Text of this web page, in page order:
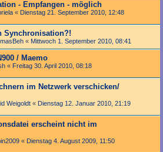
- Empfangen - möglich
« Dienstag 21. September 2010, 12:48
Synchronisation?!
« Mittwoch 1. September 2010, 08:41
/ Maemo
« Freitag 30. April 2010, 08:18
im Netzwerk verschicken/
Weigoldt « Dienstag 12. Januar 2010, 21:19
erscheint nicht im
« Dienstag 4. August 2009, 11:50